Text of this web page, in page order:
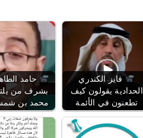
حامد
بشرف من
محمد بن
فايز الكندري
الحدادية يقولون كيف
تطعنون في الأئمة